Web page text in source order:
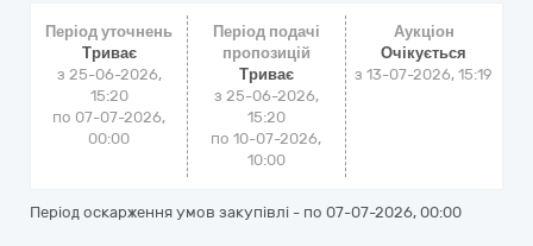
Період уточнень
Триває
з 25-06-2026,
15:20
по 07-07-2026,
00:00
Період подачі
пропозицій
Триває
з 25-06-2026,
15:20
по 10-07-2026,
10:00
Аукціон
Очікується
з13-07-2026, 15:19
Період оскарження умов закупівлі - по 07-07-2026, 00:00